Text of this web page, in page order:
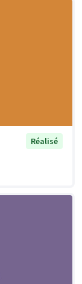
Réalisé